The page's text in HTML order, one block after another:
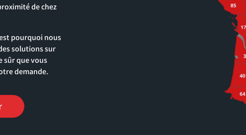
de chez
pourquoi nous
solutions sur
sûr que vous
demande.